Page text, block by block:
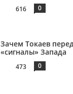
616 0
Зачем Токаев
«сигналы» Запада
473 0